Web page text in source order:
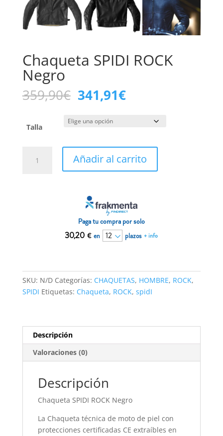
Chaqueta SPIDI ROCK
Negro
359,90€ El
precio
original
era:
341,91€El
precio
actual
Talla
SPIDI
Añadir al carrito
Paga tu compra por solo
30,20 € en plazos + info
SKU: N/D Categorías: CHAQUETAS, HOMBRE, ROCK,
SPIDI Etiquetas: Chaqueta, ROCK, spidI
Descripción
Valoraciones (0)
Descripción
Chaqueta SPIDI ROCK Negro
La Chaqueta técnica de moto de piel con
protecciones certificadas CE extraíbles en